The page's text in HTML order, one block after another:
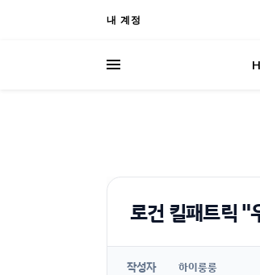
내 계정
로건 킬패트릭 "
작성자 하이룽룽